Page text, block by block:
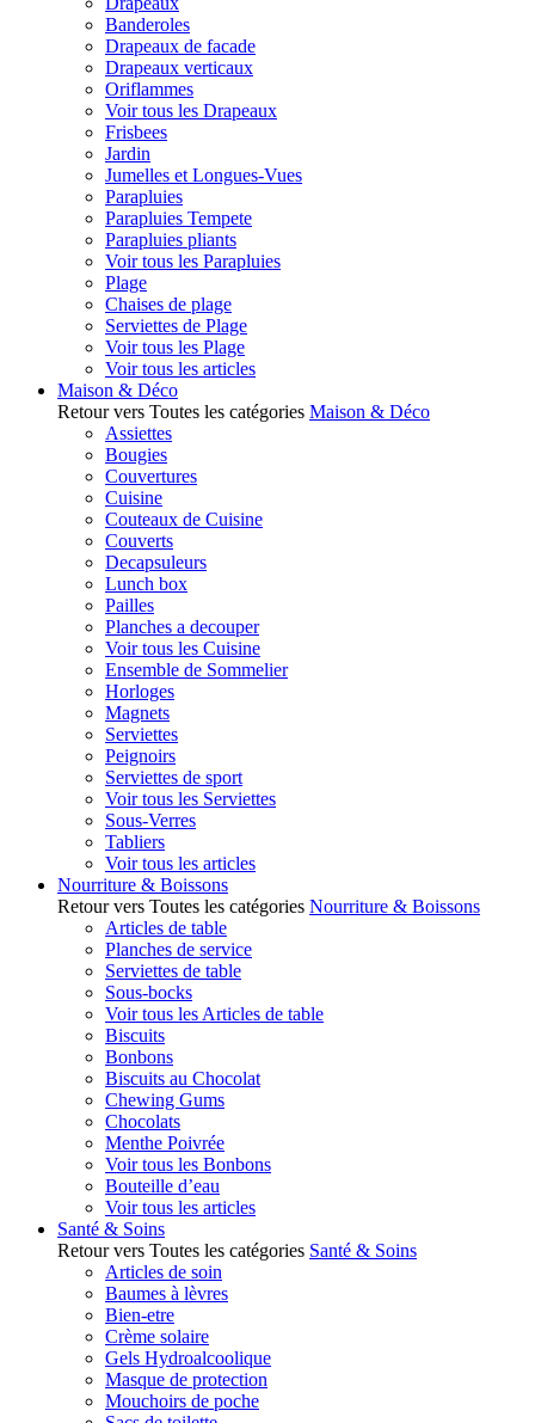
Banderoles
Drapeaux de facade
Drapeaux verticaux
Oriflammes
Voir tous les Drapeaux
Frisbees
Jardin
Jumelles et Longues-Vues
Parapluies
Parapluies Tempete
Parapluies pliants
Voir tous les Parapluies
Plage
Chaises de plage
Serviettes de Plage
Voir tous les Plage
Voir tous les articles
Maison & Déco
Retour vers Toutes les catégories Maison & Déco
Assiettes
Bougies
Couvertures
Cuisine
Couteaux de Cuisine
Couverts
Decapsuleurs
Lunch box
Pailles
Planches a decouper
Voir tous les Cuisine
Ensemble de Sommelier
Horloges
Magnets
Serviettes
Peignoirs
Serviettes de sport
Voir tous les Serviettes
Sous-Verres
Tabliers
Voir tous les articles
Nourriture & Boissons
Retour vers Toutes les catégories Nourriture & Boissons
Articles de table
Planches de service
Serviettes de table
Sous-bocks
Voir tous les Articles de table
Biscuits
Bonbons
Biscuits au Chocolat
Chewing Gums
Chocolats
Menthe Poivrée
Voir tous les Bonbons
Bouteille d’eau
Voir tous les articles
Santé & Soins
Retour vers Toutes les catégories Santé & Soins
Articles de soin
Baumes à lèvres
Bien-etre
Crème solaire
Gels Hydroalcoolique
Masque de protection
Mouchoirs de poche